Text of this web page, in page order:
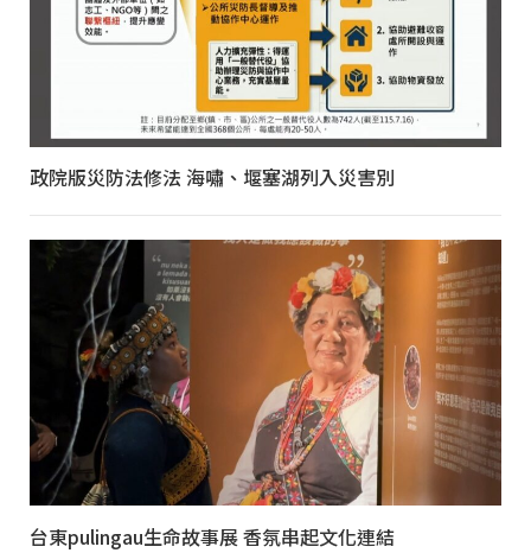
政院版災防法修法 海嘯、堰塞湖列入災害別
台東pulingau生命故事展 香氛串起文化連結